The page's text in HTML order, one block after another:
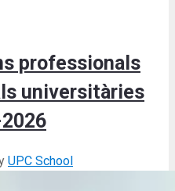
professionals
universitàries
UPC School